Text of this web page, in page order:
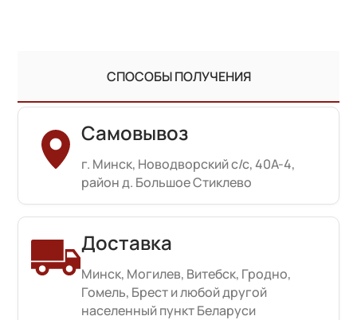
СПОСОБЫ ПОЛУЧЕНИЯ
Самовывоз
г. Минск, Новодворский с/с, 40А-4,
район д. Большое Стиклево
Доставка
Минск, Могилев, Витебск, Гродно,
Гомель, Брест и любой другой
населенный пункт Беларуси